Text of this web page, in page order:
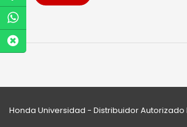
Honda Universidad - Distribuidor Autorizado